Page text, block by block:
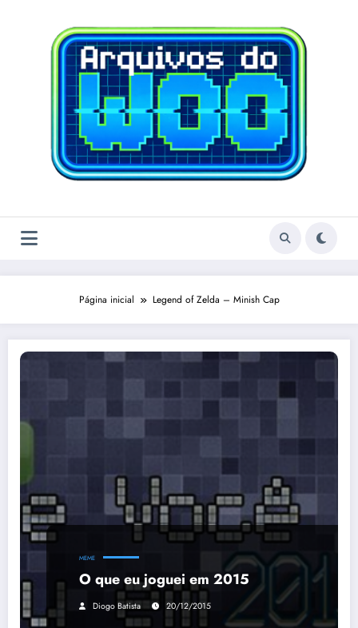
Página inicial Legend of Zelda – Minish Cap
MEME
O que eu joguei em 2015
Diogo Batista 20/12/2015